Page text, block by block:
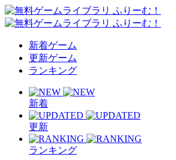
新着ゲーム
更新ゲーム
ランキング
新着
更新
ランキング